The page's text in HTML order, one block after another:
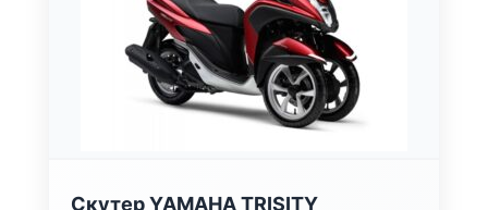
Скутер YAMAHA TRISITY